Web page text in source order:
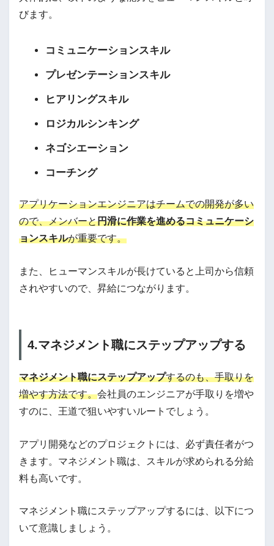
びます。
コミュニケーションスキル
プレゼンテーションスキル
ヒアリングスキル
ロジカルシンキング
ネゴシエーション
コーチング
アプリケーションエンジニアはチームでの開発が多い
ので、メンバーと円滑に作業を進めるコミュニケーシ
ョンスキルが重要です。
また、ヒューマンスキルが長けていると上司から信頼
されやすいので、昇給につながります。
4.マネジメント職にステップアップする
マネジメント職にステップアップするのも、手取りを
増やす方法です。会社員のエンジニアが手取りを増や
すのに、王道で狙いやすいルートでしょう。
アプリ開発などのプロジェクトには、必ず責任者がつ
きます。マネジメント職は、スキルが求められる分給
料も高いです。
マネジメント職にステップアップするには、以下につ
いて意識しましょう。